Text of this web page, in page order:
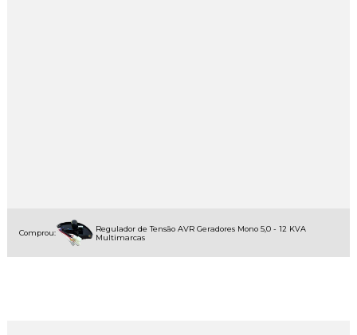
Comprou:
Regulador de Tensão AVR Geradores Mono 5,0 - 12 KVA
Multimarcas